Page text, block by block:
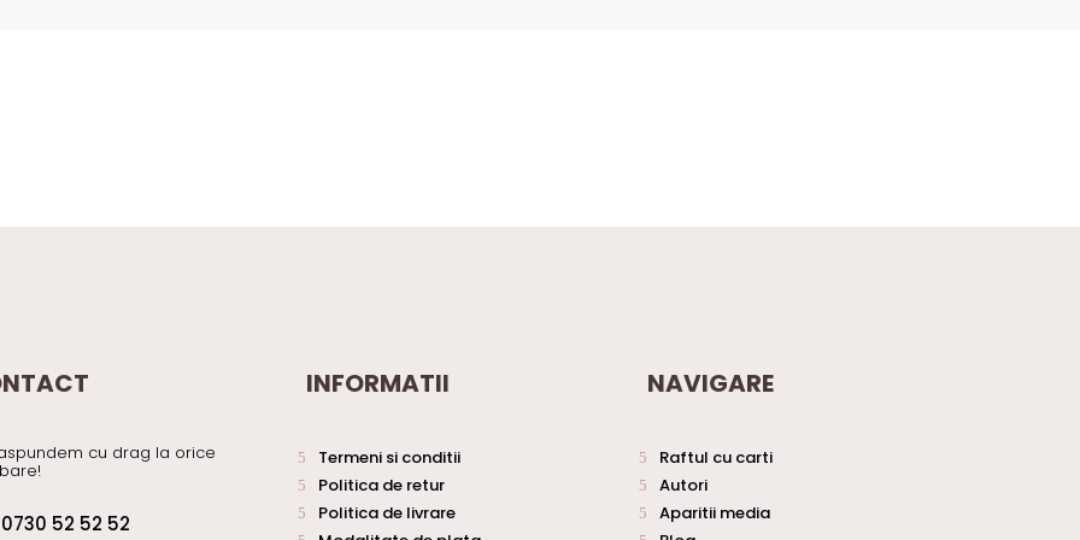
cu drag la orice
0730 52 52 52
INFORMATII
Termeni si conditii
Politica de retur
Politica de livrare
NAVIGARE
Raftul cu carti
Autori
Aparitii media